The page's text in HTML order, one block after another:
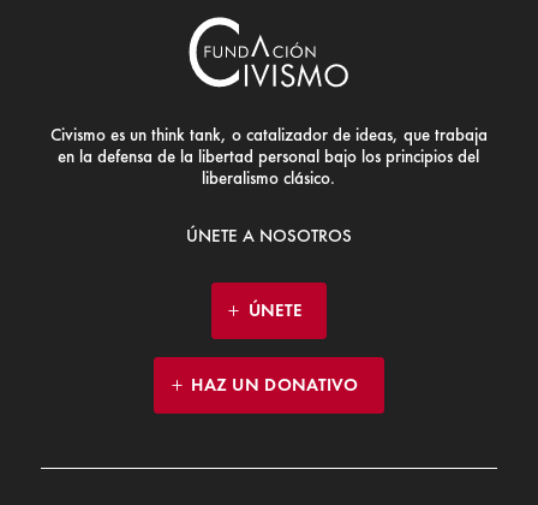
Civismo es un think tank, o catalizador de ideas, que trabaja
en la defensa de la libertad personal bajo los principios del
liberalismo clásico.
ÚNETE A NOSOTROS
ÚNETE
HAZ UN DONATIVO